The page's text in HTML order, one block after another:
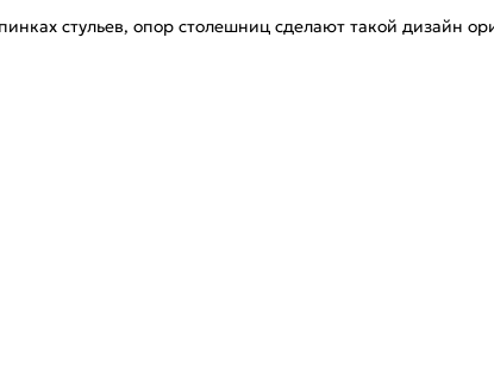
стульев, опор столешниц сделают такой дизайн